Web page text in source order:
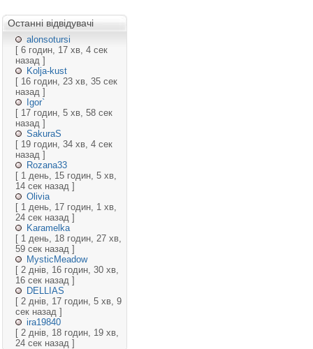
Останні відвідувачі
alonsotursi
[ 6 годин, 17 хв, 4 сек
назад ]
Kolja-kust
[ 16 годин, 23 хв, 35 сек
назад ]
Igor`
[ 17 годин, 5 хв, 58 сек
назад ]
SakuraS
[ 19 годин, 34 хв, 4 сек
назад ]
Rozana33
[ 1 день, 15 годин, 5 хв,
14 сек назад ]
Olivia
[ 1 день, 17 годин, 1 хв,
24 сек назад ]
Karamelka
[ 1 день, 18 годин, 27 хв,
59 сек назад ]
MysticMeadow
[ 2 днів, 16 годин, 30 хв,
16 сек назад ]
DELLIAS
[ 2 днів, 17 годин, 5 хв, 9
сек назад ]
ira19840
[ 2 днів, 18 годин, 19 хв,
24 сек назад ]